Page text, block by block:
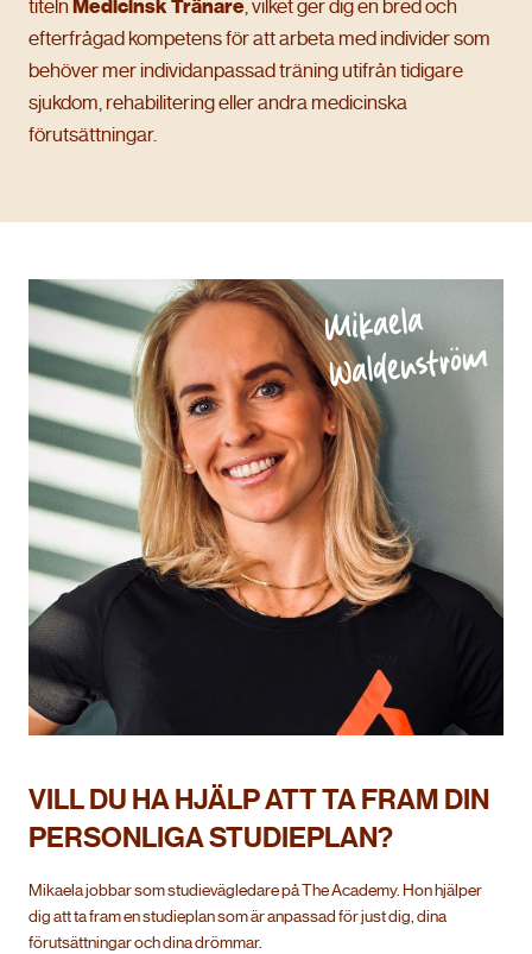
titeln Medicinsk Tränare, vilket ger dig en bred och
efterfrågad kompetens för att arbeta med individer som
behöver mer individanpassad träning utifrån tidigare
sjukdom, rehabilitering eller andra medicinska
förutsättningar.
Mikaela
Waldenström
VILL DU HA HJÄLP ATT TA FRAM DIN
PERSONLIGA STUDIEPLAN?
Mikaela jobbar som studievägledare på The Academy. Hon hjälper
dig att ta fram en studieplan som är anpassad för just dig, dina
förutsättningar och dina drömmar.